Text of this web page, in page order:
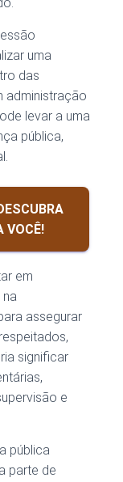
uma
das
administração
levar a uma
pública,
VOCÊ!
em
assegurar
significar
e
pública
parte de